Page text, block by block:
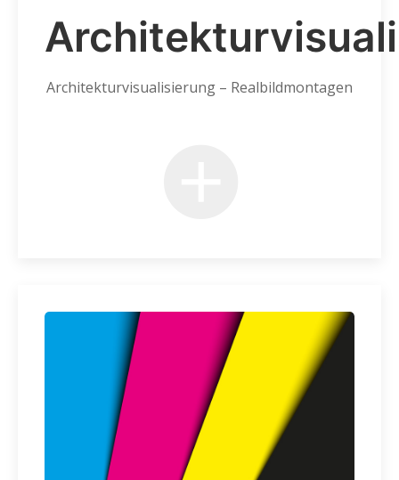
Architekturvisualisierung – Realbildmontagen